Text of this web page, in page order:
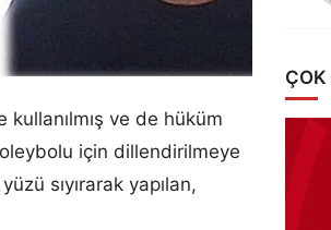
kullanılmış ve de hüküm
için dillendirilmeye
sıyırarak yapılan,
ÇOK